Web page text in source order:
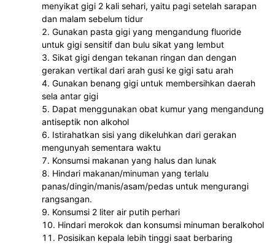
menyikat gigi 2 kali sehari, yaitu pagi setelah sarapan
dan malam sebelum tidur
Gunakan pasta gigi yang mengandung fluoride
untuk gigi sensitif dan bulu sikat yang lembut
Sikat gigi dengan tekanan ringan dan dengan
gerakan vertikal dari arah gusi ke gigi satu arah
Gunakan benang gigi untuk membersihkan daerah
sela antar gigi
Dapat menggunakan obat kumur yang mengandung
antiseptik non alkohol
Istirahatkan sisi yang dikeluhkan dari gerakan
mengunyah sementara waktu
Konsumsi makanan yang halus dan lunak
Hindari makanan/minuman yang terlalu
panas/dingin/manis/asam/pedas untuk mengurangi
rangsangan.
Konsumsi 2 liter air putih perhari
Hindari merokok dan konsumsi minuman beralkohol
Posisikan kepala lebih tinggi saat berbaring